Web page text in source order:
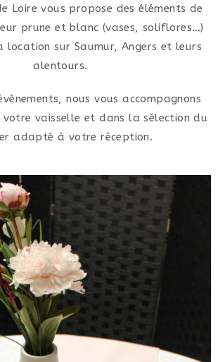
Loire vous propose des éléments de
prune et blanc (vases, soliflores…)
location sur Saumur, Angers et leurs
alentours.
nous vous accompagnons
votre vaisselle et dans la sélection du
adapté à votre réception.